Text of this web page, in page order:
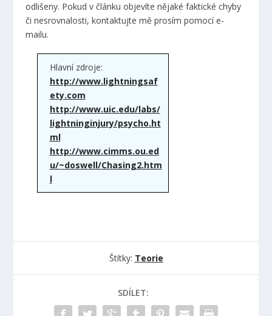
odlišeny. Pokud v článku objevíte nějaké faktické chyby
či nesrovnalosti, kontaktujte mě prosím pomocí e-
mailu.
Hlavní zdroje:
http://www.lightningsaf
ety.com
http://www.uic.edu/labs/
lightninginjury/psycho.ht
ml
http://www.cimms.ou.ed
u/~doswell/Chasing2.htm
l
Štítky: Teorie
SDÍLET: